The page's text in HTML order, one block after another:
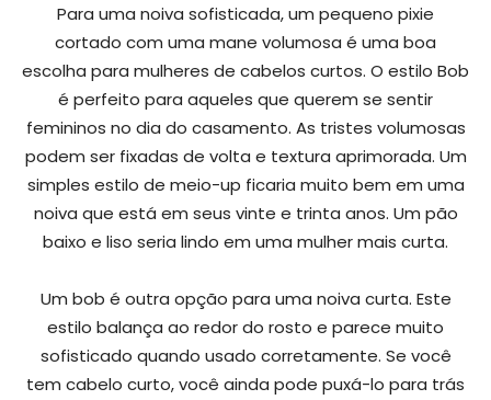
Para uma noiva sofisticada, um pequeno pixie
cortado com uma mane volumosa é uma boa
escolha para mulheres de cabelos curtos. O estilo Bob
é perfeito para aqueles que querem se sentir
femininos no dia do casamento. As tristes volumosas
podem ser fixadas de volta e textura aprimorada. Um
simples estilo de meio-up ficaria muito bem em uma
noiva que está em seus vinte e trinta anos. Um pão
baixo e liso seria lindo em uma mulher mais curta.
Um bob é outra opção para uma noiva curta. Este
estilo balança ao redor do rosto e parece muito
sofisticado quando usado corretamente. Se você
tem cabelo curto, você ainda pode puxá-lo para trás